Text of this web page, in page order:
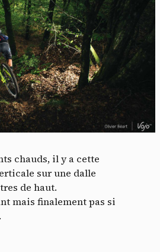
chauds, il y a cette
sur une dalle
de haut.
mais finalement pas si